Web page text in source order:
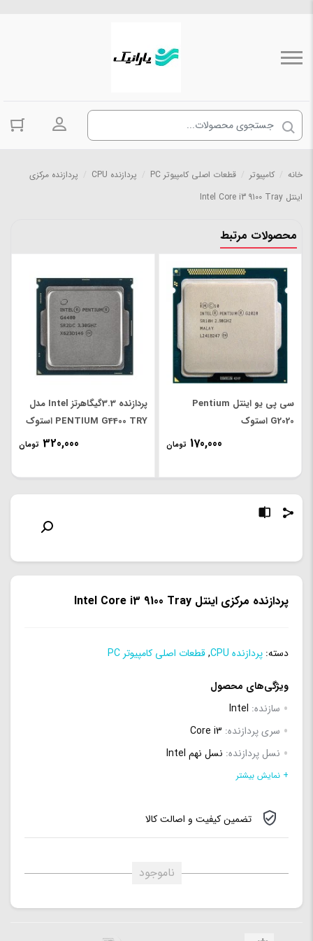
ورود به
خانه کامپیوتر قطعات اصلی کامپیوتر PC پردازنده CPU
پردازنده مرکزی
اینتل Intel Core i3 9100 Tray
محصولات مرتبط
سی پی یو اینتل Pentium
G2020 استوک
170,000 تومان
پردازنده 3.3گیگاهرتز Intel مدل
PENTIUM G4400 TRY استوک
320,000 تومان
پردازنده مرکزی اینتل Intel Core i3 9100 Tray
دسته: پردازنده CPU ,قطعات اصلی کامپیوتر PC
ویژگی‌های محصول
سازنده: Intel
سری پردازنده: Core i3
نسل پردازنده: نسل نهم Intel
مدل:9100
لیتوگرافی:14 نانومتر
سوکت:Intel LGA 1151
+ نمایش بیشتر
تضمین کیفیت و اصالت کالا
ناموجود